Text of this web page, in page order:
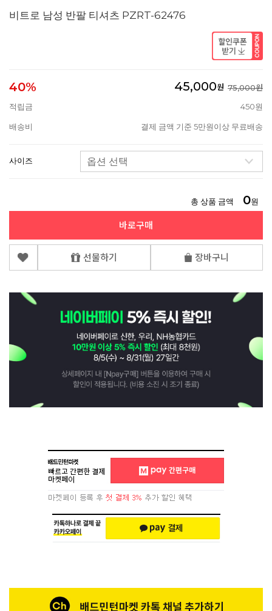
비트로 남성 반팔 티셔츠 PZRT-62476
40% 45,000원 75,000원
적립금
450원
배송비 결제 금액 기준 5만원이상 무료배송
사이즈
총 상품 금액 0원
바로구매
선물하기 장바구니